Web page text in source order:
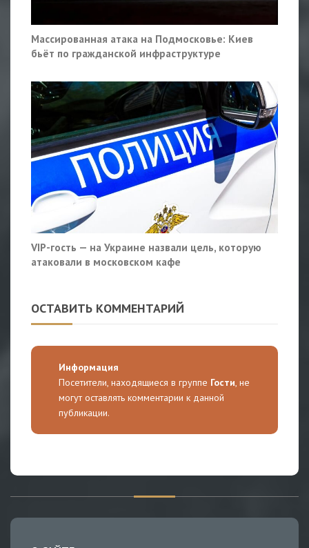
Массированная атака на Подмосковье: Киев
бьёт по гражданской инфраструктуре
VIP-гость — на Украине назвали цель, которую
атаковали в московском кафе
ОСТАВИТЬ КОММЕНТАРИЙ
Информация
Посетители, находящиеся в группе Гости, не
могут оставлять комментарии к данной
публикации.